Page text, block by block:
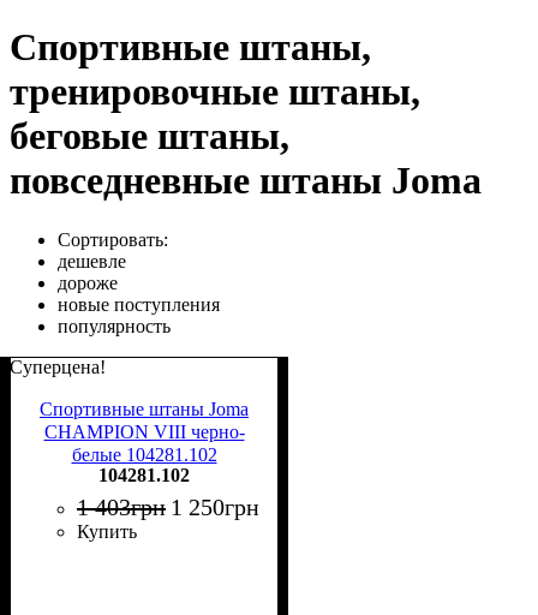
Спортивные штаны,
тренировочные штаны,
беговые штаны,
повседневные штаны Joma
Сортировать:
дешевле
дороже
новые поступления
популярность
Суперцена!
Спортивные штаны Joma
CHAMPION VIII черно-
белые 104281.102
104281.102
1 403грн 1 250грн
Купить